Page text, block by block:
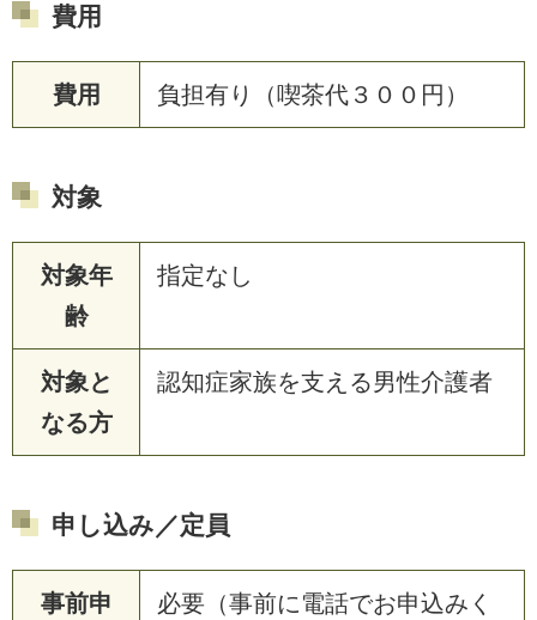
費用
費用 負担有り（喫茶代３００円）
対象
対象年
齢
指定なし
対象と
なる方
認知症家族を支える男性介護者
申し込み／定員
事前申
必要（事前に電話でお申込みく